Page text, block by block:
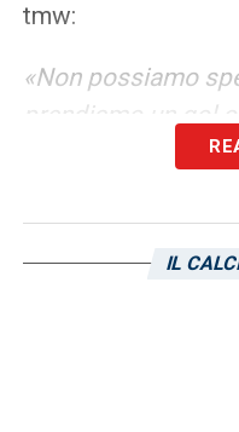
tmw:
«Non possiamo
prendiamo un gol
più lucidi a capire
fatto una brutta
meglio, da domani
IL